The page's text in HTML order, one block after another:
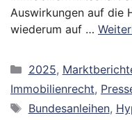
Auswirkungen auf die
wiederum auf …
Kategorien
2025,
Immobilienrecht,
Schlagwörter
Bundesanleihen,